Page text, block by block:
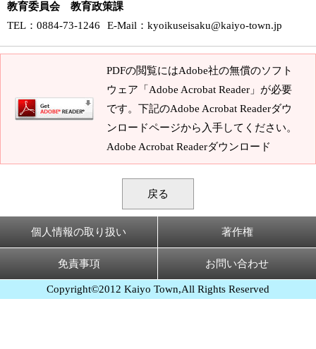
教育委員会 教育政策課
TEL ：0884-73-1246 E-Mail ： kyoikuseisaku@kaiyo-town.jp
PDFの閲覧にはAdobe社の無償のソフト
ウェア「Adobe Acrobat Reader」が必要
です。下記のAdobe Acrobat Readerダウ
ンロードページから入手してください。
Adobe Acrobat Readerダウンロード
戻る
個人情報の取り扱い 著作権
免責事項 お問い合わせ
Copyright©2012 Kaiyo Town,All Rights Reserved